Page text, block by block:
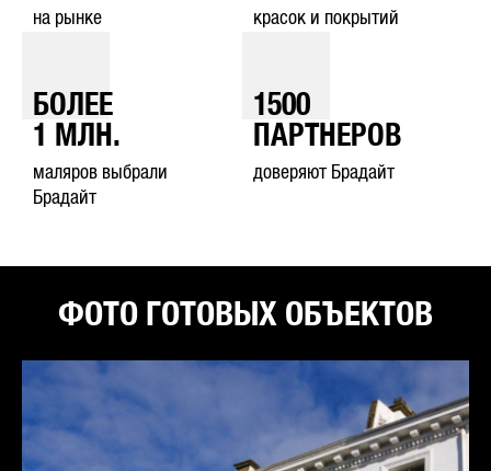
на рынке красок и покрытий
БОЛЕЕ
1
МЛН.
маляров выбрали
Брадайт
1500
ПАРТНЕРОВ
доверяют Брадайт
ФОТО ГОТОВЫХ ОБЪЕКТОВ